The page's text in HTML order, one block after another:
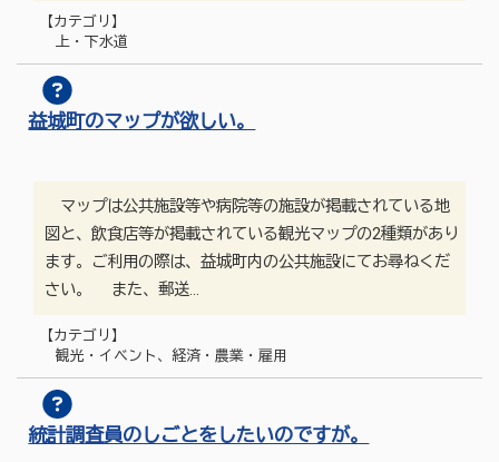
【カテゴリ】
上・下水道
益城町のマップが欲しい。
マップは公共施設等や病院等の施設が掲載されている地
図と、飲食店等が掲載されている観光マップの2種類があり
ます。ご利用の際は、益城町内の公共施設にてお尋ねくだ
さい。 また、郵送…
【カテゴリ】
観光・イベント、経済・農業・雇用
統計調査員のしごとをしたいのですが。